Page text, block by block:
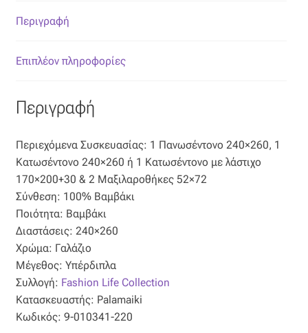
Ψάθα
Ραντεβού
Ταμείο
Περιγραφή
Επιπλέον πληροφορίες
Περιγραφή
Περιεχόμενα Συσκευασίας: 1 Πανωσέντονο 240×260, 1
Κατωσέντονο 240×260 ή 1 Κατωσέντονο με λάστιχο
170×200+30 & 2 Μαξιλαροθήκες 52×72
Σύνθεση: 100% Βαμβάκι
Ποιότητα: Βαμβάκι
Διαστάσεις: 240×260
Χρώμα: Γαλάζιο
Μέγεθος: Υπέρδιπλα
Συλλογή: Fashion Life Collection
Κατασκευαστής: Palamaiki
Κωδικός: 9-010341-220